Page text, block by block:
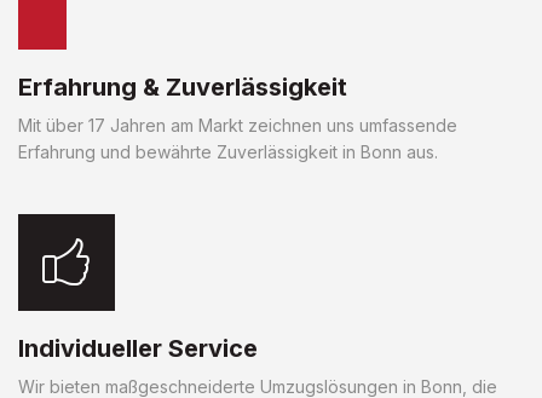
Erfahrung & Zuverlässigkeit
Mit über 17 Jahren am Markt zeichnen uns umfassende
Erfahrung und bewährte Zuverlässigkeit in Bonn aus.
Individueller Service
Wir bieten maßgeschneiderte Umzugslösungen in Bonn, die